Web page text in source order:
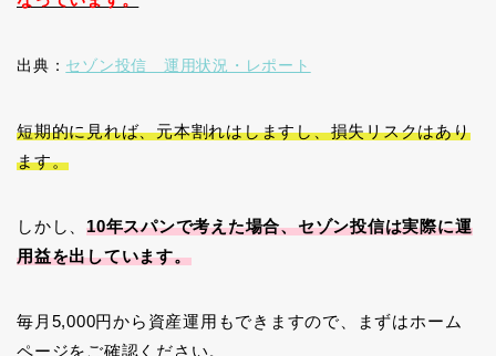
出典： セゾン投信 運用状況・レポート
短期的に見れば、元本割れはしますし、損失リスクはあり
ます。
しかし、10年スパンで考えた場合、セゾン投信は実際に運
用益を出しています。
毎月5,000円から資産運用もできますので、まずはホーム
ページをご確認ください。